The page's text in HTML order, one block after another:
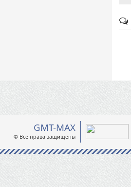
GMT-MAX
© Все права защищены